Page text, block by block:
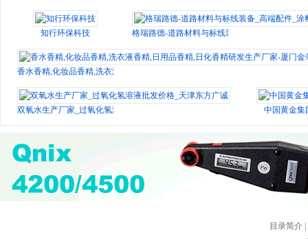
知行环保科技 格瑞路德-道路材料与标线装备_高端配件_涂料
香水香精,化妆品香精,洗衣液香精,日用品香精,日化香精研发生产厂家-厦门金帝
双氧水生产厂家_过氧化氢溶液批发价格_天津东方广诚 中国黄金集
目录简介